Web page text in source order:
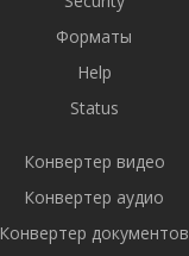
Форматы
Help
Status
Конвертер видео
Конвертер аудио
Конвертер документов